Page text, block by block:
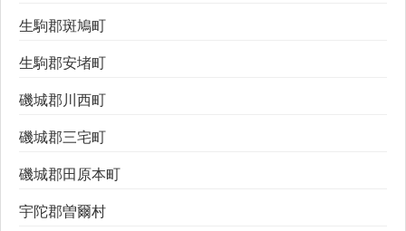
生駒郡斑鳩町
生駒郡安堵町
磯城郡川西町
磯城郡三宅町
磯城郡田原本町
宇陀郡曽爾村